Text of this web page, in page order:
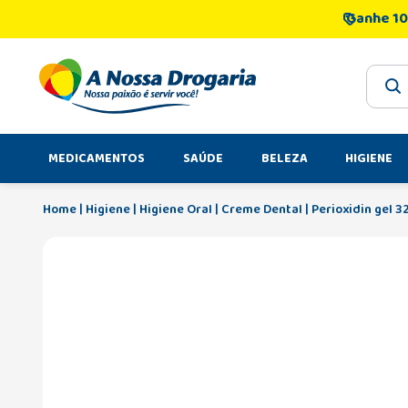
Ganhe
O que
MEDICAMENTOS SAÚDE BELEZA HIGIENE
Higiene Higiene Oral Creme Dental Perioxidin gel